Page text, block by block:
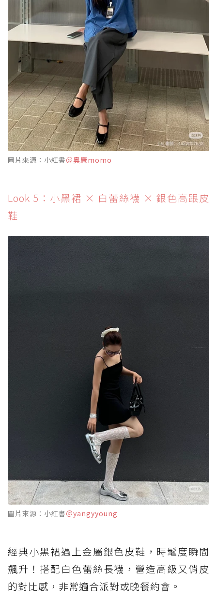
圖片來源：小紅書＠奥康momo
Look 5：小黑裙 × 白蕾絲襪 × 銀色高跟皮
鞋
圖片來源：小紅書＠yangyyoung
經典小黑裙遇上金屬銀色皮鞋，時髦度瞬間
飆升！搭配白色蕾絲長襪，營造高級又俏皮
的對比感，非常適合派對或晚餐約會。